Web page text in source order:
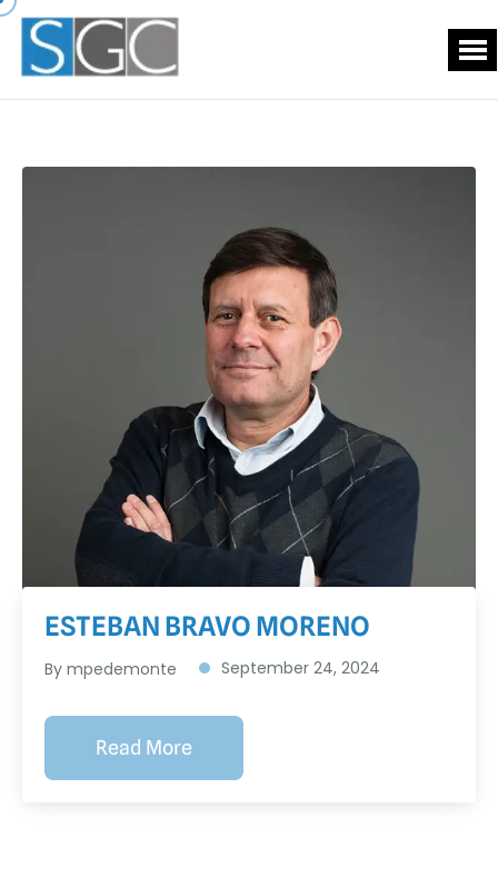
ESTEBAN BRAVO MORENO
By mpedemonte September 24, 2024
Read More